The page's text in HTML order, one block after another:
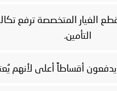
الغيار المتخصصة ترفع
التأمين.
أقساطاً أعلى لأنهم